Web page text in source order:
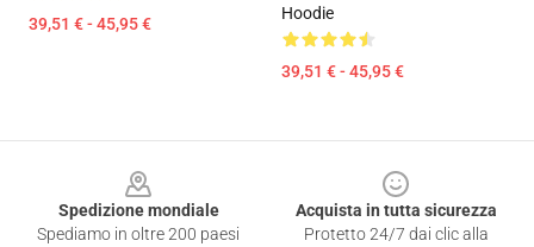
39,51 € - 45,95 €
Hoodie
39,51 € - 45,95 €
Spedizione mondiale
Spediamo in oltre 200 paesi
Acquista in tutta sicurezza
Protetto 24/7 dai clic alla